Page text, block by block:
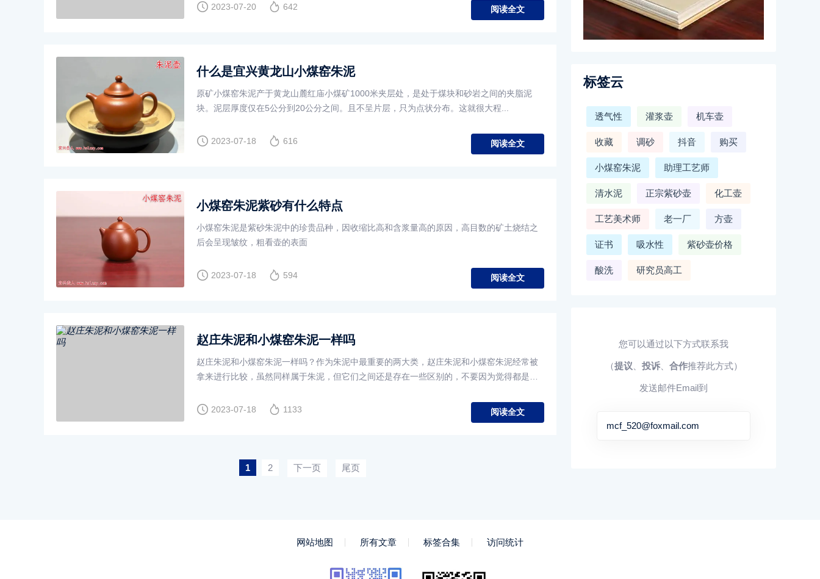
2023-07-20 642 阅读全文
什么是宜兴黄龙山小煤窑朱泥
原矿小煤窑朱泥产于黄龙山麓红庙小煤矿1000米夹层处，是处于煤块和砂岩之间的夹脂泥
块。泥层厚度仅在5公分到20公分之间。且不呈片层，只为点状分布。这就很大程...
2023-07-18 616 阅读全文
小煤窑朱泥紫砂有什么特点
小煤窑朱泥是紫砂朱泥中的珍贵品种，因收缩比高和含浆量高的原因，高目数的矿土烧结之
后会呈现皱纹，粗看壶的表面
2023-07-18 594 阅读全文
赵庄朱泥和小煤窑朱泥一样吗
赵庄朱泥和小煤窑朱泥一样吗？作为朱泥中最重要的两大类，赵庄朱泥和小煤窑朱泥经常被
拿来进行比较，虽然同样属于朱泥，但它们之间还是存在一些区别的，不要因为觉得都是朱
2023-07-18
1133 阅读全文
1 2 下一页 尾页
标签云
透气性 灌浆壶 机车壶
收藏 调砂 抖音 购买
小煤窑朱泥 助理工艺师
清水泥 正宗紫砂壶 化工壶
工艺美术师 老一厂 方壶
证书 吸水性 紫砂壶价格
酸洗 研究员高工
您可以通过以下方式联系我
（提议 投诉、 合作推荐此方式）
发送邮件Email到
mcf_520@foxmail.com
网站地图 所有文章 标签合集 访问统计